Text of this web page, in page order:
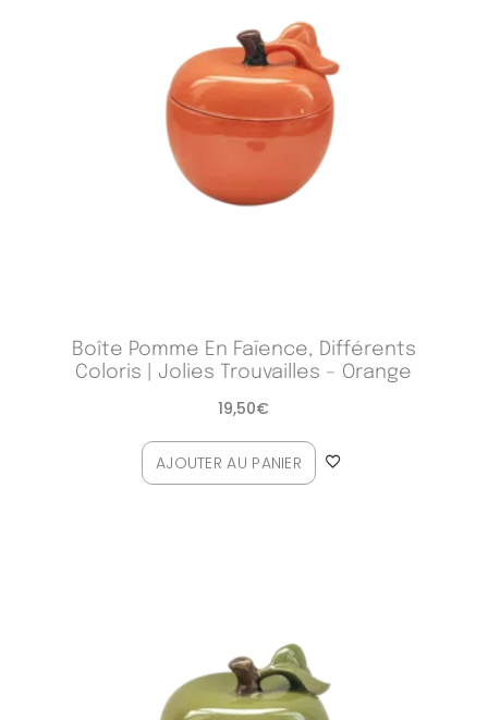
Boîte Pomme En Faïence, Différents
Coloris | Jolies Trouvailles – Orange
19,50€
AJOUTER AU PANIER